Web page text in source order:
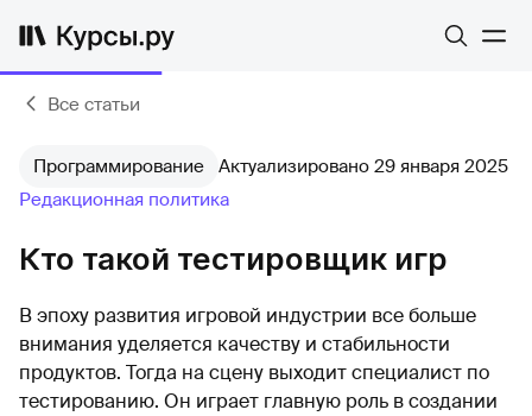
Все статьи
Программирование Актуализировано 29 января 2025
Редакционная политика
Кто такой тестировщик игр
В эпоху развития игровой индустрии все больше
внимания уделяется качеству и стабильности
продуктов. Тогда на сцену выходит специалист по
тестированию. Он играет главную роль в создании